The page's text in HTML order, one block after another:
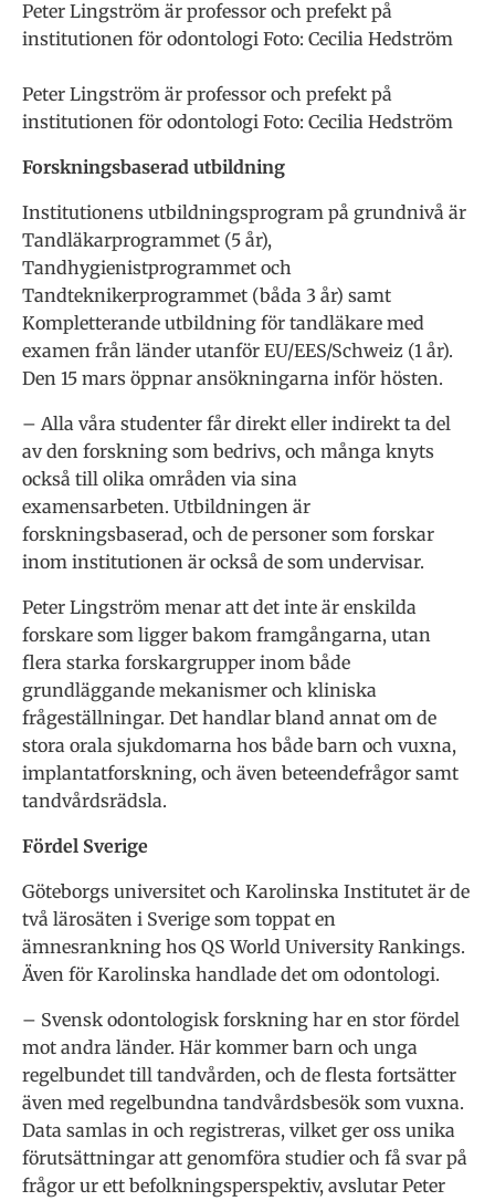
Peter Lingström är professor och prefekt på
institutionen för odontologi Foto: Cecilia Hedström
Peter Lingström är professor och prefekt på
institutionen för odontologi Foto: Cecilia Hedström
Forskningsbaserad utbildning
Institutionens utbildningsprogram på grundnivå är
Tandläkarprogrammet (5 år),
Tandhygienistprogrammet och
Tandteknikerprogrammet (båda 3 år) samt
Kompletterande utbildning för tandläkare med
examen från länder utanför EU/EES/Schweiz (1 år).
Den 15 mars öppnar ansökningarna inför hösten.
– Alla våra studenter får direkt eller indirekt ta del
av den forskning som bedrivs, och många knyts
också till olika områden via sina
examensarbeten. Utbildningen är
forskningsbaserad, och de personer som forskar
inom institutionen är också de som undervisar.
Peter Lingström menar att det inte är enskilda
forskare som ligger bakom framgångarna, utan
flera starka forskargrupper inom både
grundläggande mekanismer och kliniska
frågeställningar. Det handlar bland annat om de
stora orala sjukdomarna hos både barn och vuxna,
implantatforskning, och även beteendefrågor samt
tandvårdsrädsla.
Fördel Sverige
Göteborgs universitet och Karolinska Institutet är de
två lärosäten i Sverige som toppat en
ämnesrankning hos QS World University Rankings.
Även för Karolinska handlade det om odontologi.
– Svensk odontologisk forskning har en stor fördel
mot andra länder. Här kommer barn och unga
regelbundet till tandvården, och de flesta fortsätter
även med regelbundna tandvårdsbesök som vuxna.
Data samlas in och registreras, vilket ger oss unika
förutsättningar att genomföra studier och få svar på
frågor ur ett befolkningsperspektiv, avslutar Peter